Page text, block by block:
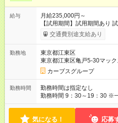
給与
月給235,000円～
【試用期間】試用期間あり
と給与に、本採用時と異な
用時と同じです。 給与：時
交通費別途支給あり
勤務地
東京都江東区
東京都江東区亀戸5-30マッ
カーブスグループ
勤務時間
勤務時間は指定なし
勤務時間 9：30～19：30 ※
います。 ＜営業時間＞ 平日／10：00～13：00、15：00～19：
深夜シフトはありません）
気になる！ 応募